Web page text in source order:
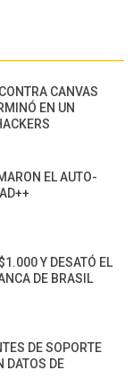
CANVAS
EN UN
EL AUTO-
Y DESATÓ EL
DE BRASIL
DE SOPORTE
DATOS DE